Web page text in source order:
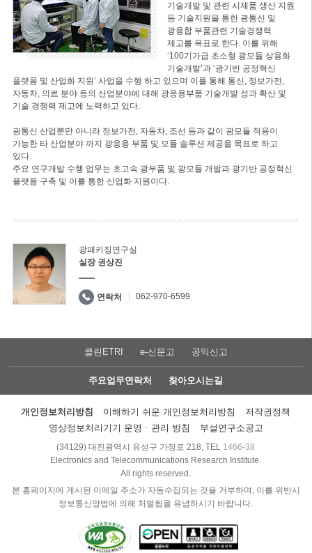
기술개발 및 관련 시제품 생산 지원
등 기술지원을 통한 광통신 및
광융합 부품관련 기술경쟁력
제고를 목표로 한다. 이를 위해
‘100기가급 초소형 광모듈 상용화
기술개발’과 ‘광기반 공정혁신
플랫폼 및 산업화 지원’ 사업을 수행 하고 있으며 이를 통해 통신, 정보가전,
자동차, 의료 분야 등의 산업분야에 대해 광응용부품 기술개발 성과 확산 및
기술 경쟁력 제고에 노력하고 있다.
광통신 산업뿐만 아니라 정보가전, 자동차, 조선 등과 같이 광모듈 적용이
가능한 타 산업분야 까지 광응용 부품 및 모듈 솔루션 제공을 목표로 하고
있다.
주요 연구개발 수행 업무는 초고속 광부품 및 광모듈 개발과 광기반 공정혁신
플랫폼 구축 및 이를 통한 산업화 지원이다.
광패키징연구실
실장 권상진
연락처 062-970-6599
클린ETRI e-신문고 공익신고
주요업무연락처 찾아오시는길
개인정보처리방침 이해하기 쉬운 개인정보처리방침
저작권정책
영상정보처리기기 운영ㆍ관리 방침
부설연구소공고
(34129) 대전광역시 유성구 가정로 218, TEL 1466-38
Electronics and Telecommunications Research Institute.
All rights reserved.
본 홈페이지에 게시된 이메일 주소가 자동수집되는 것을 거부하며, 이를 위반시
정보통신망법에 의해 처벌됨을 유념하시기 바랍니다.